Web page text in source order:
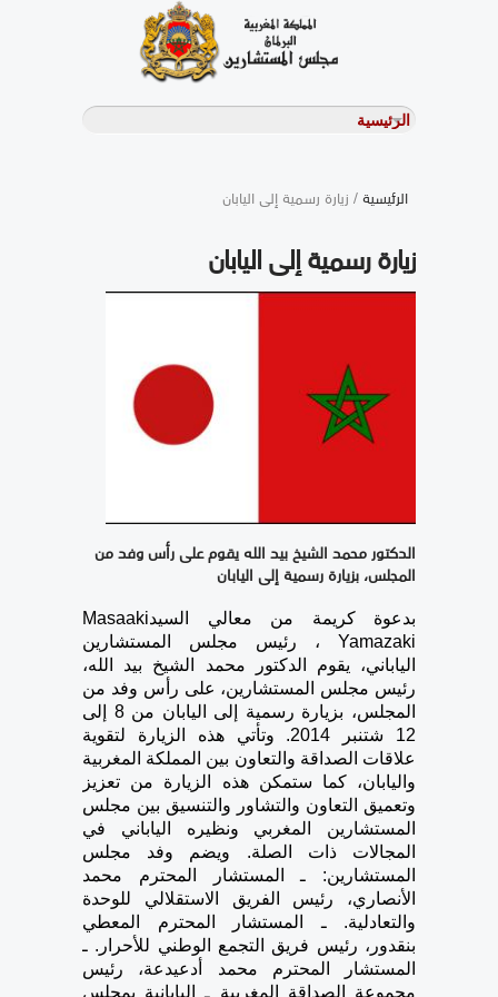
الرئيسية/ زيارة رسمية إلى اليابان
زيارة رسمية إلى اليابان
الدكتور محمد الشيخ بيد الله يقوم على رأس وفد من
المجلس، بزيارة رسمية إلى اليابان
بدعوة كريمة من معالي السيدMasaaki
Yamazaki ، رئيس مجلس المستشارين
الياباني، يقوم الدكتور محمد الشيخ بيد الله،
رئيس مجلس المستشارين، على رأس وفد من
المجلس، بزيارة رسمية إلى اليابان من 8 إلى
12 شتنبر 2014. وتأتي هذه الزيارة لتقوية
علاقات الصداقة والتعاون بين المملكة المغربية
واليابان، كما ستمكن هذه الزيارة من تعزيز
وتعميق التعاون والتشاور والتنسيق بين مجلس
المستشارين المغربي ونظيره الياباني في
المجالات ذات الصلة. ويضم وفد مجلس
المستشارين: ـ المستشار المحترم محمد
الأنصاري، رئيس الفريق الاستقلالي للوحدة
والتعادلية. ـ المستشار المحترم المعطي
بنقدور، رئيس فريق التجمع الوطني للأحرار. ـ
المستشار المحترم محمد أدعيدعة، رئيس
مجموعة الصداقة المغربية ـ اليابانية بمجلس